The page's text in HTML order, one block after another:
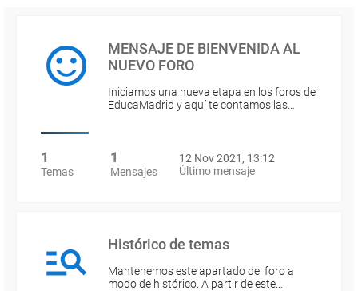
MENSAJE DE BIENVENIDA AL
NUEVO FORO
Iniciamos una nueva etapa en los foros de
EducaMadrid y aquí te contamos las…
1
Temas
1
Mensajes
12 Nov 2021, 13:12
Último mensaje
Histórico de temas
Mantenemos este apartado del foro a
modo de histórico. A partir de este…